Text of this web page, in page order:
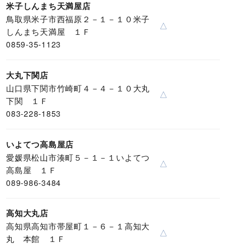
米子しんまち天満屋店
鳥取県米子市西福原２－１－１０米子
しんまち天満屋 １Ｆ
0859-35-1123
△
大丸下関店
山口県下関市竹崎町４－４－１０大丸
下関 １Ｆ
083-228-1853
△
いよてつ高島屋店
愛媛県松山市湊町５－１－１いよてつ
高島屋 １Ｆ
089-986-3484
△
高知大丸店
高知県高知市帯屋町１－６－１高知大
丸 本館 １Ｆ
△